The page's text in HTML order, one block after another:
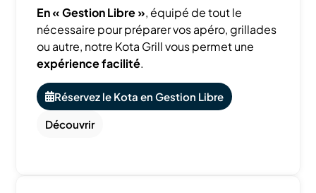
En « Gestion Libre », équipé de tout le
nécessaire pour préparer vos apéro, grillades
ou autre, notre Kota Grill vous permet une
expérience facilité.
Réservez le Kota en Gestion Libre
Découvrir